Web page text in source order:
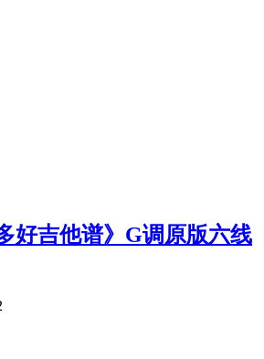
好吉他谱》G调原版六线